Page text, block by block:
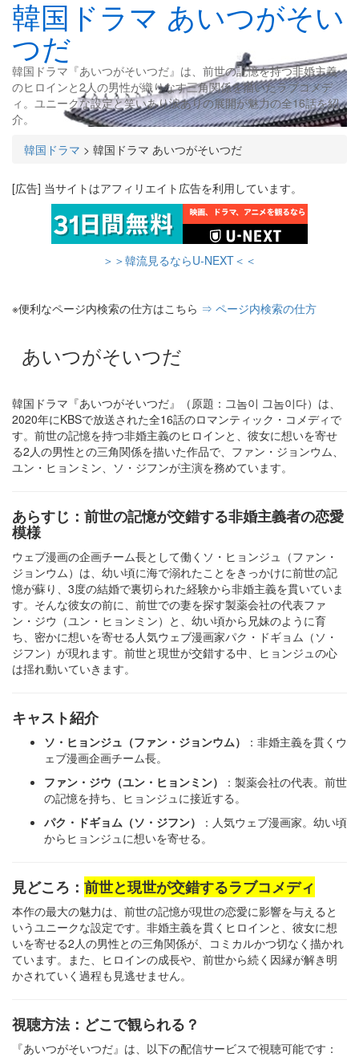
韓国ドラマ あいつがそい
つだ
韓国ドラマ『あいつがそいつだ』は、前世の記憶を持つ非婚主義
のヒロインと2人の男性が織りなす三角関係を描いたラブコメデ
ィ。ユニークな設定と笑いあり涙ありの展開が魅力の全16話を紹
介。
韓国ドラマ > 韓国ドラマ あいつがそいつだ
[広告] 当サイトはアフィリエイト広告を利用しています。
＞＞韓流見るならU-NEXT＜＜
※便利なページ内検索の仕方はこちら ⇒ ページ内検索の仕方
あいつがそいつだ
韓国ドラマ『あいつがそいつだ』（原題：그놈이 그놈이다）は、
2020年にKBSで放送された全16話のロマンティック・コメディで
す。前世の記憶を持つ非婚主義のヒロインと、彼女に想いを寄せ
る2人の男性との三角関係を描いた作品で、ファン・ジョンウム、
ユン・ヒョンミン、ソ・ジフンが主演を務めています。​
あらすじ：前世の記憶が交錯する非婚主義者の恋愛
模様
ウェブ漫画の企画チーム長として働くソ・ヒョンジュ（ファン・
ジョンウム）は、幼い頃に海で溺れたことをきっかけに前世の記
憶が蘇り、3度の結婚で裏切られた経験から非婚主義を貫いていま
す。そんな彼女の前に、前世での妻を探す製薬会社の代表ファ
ン・ジウ（ユン・ヒョンミン）と、幼い頃から兄妹のように育
ち、密かに想いを寄せる人気ウェブ漫画家パク・ドギョム（ソ・
ジフン）が現れます。前世と現世が交錯する中、ヒョンジュの心
は揺れ動いていきます。​
キャスト紹介
ソ・ヒョンジュ（ファン・ジョンウム）
：​非婚主義を貫くウ
ェブ漫画企画チーム長。​
ファン・ジウ（ユン・ヒョンミン）
：​製薬会社の代表。前世
の記憶を持ち、ヒョンジュに接近する。​
パク・ドギョム（ソ・ジフン）
：人気ウェブ漫画家。幼い頃
からヒョンジュに想いを寄せる。​
見どころ： 前世と現世が交錯するラブコメディ
本作の最大の魅力は、前世の記憶が現世の恋愛に影響を与えると
いうユニークな設定です。非婚主義を貫くヒロインと、彼女に想
いを寄せる2人の男性との三角関係が、コミカルかつ切なく描かれ
ています。また、ヒロインの成長や、前世から続く因縁が解き明
かされていく過程も見逃せません。​
視聴方法：どこで観られる？
『あいつがそいつだ』は、以下の配信サービスで視聴可能です：​